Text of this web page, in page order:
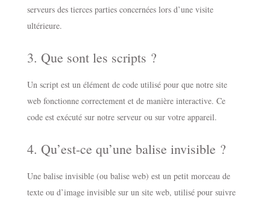
serveurs des tierces parties concernées lors d’une visite
ultérieure.
3. Que sont les scripts ?
Un script est un élément de code utilisé pour que notre site
web fonctionne correctement et de manière interactive. Ce
code est exécuté sur notre serveur ou sur votre appareil.
4. Qu’est-ce qu’une balise invisible ?
Une balise invisible (ou balise web) est un petit morceau de
texte ou d’image invisible sur un site web, utilisé pour suivre